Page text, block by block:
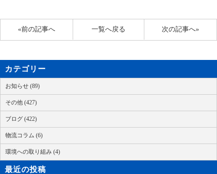
«前の記事へ 次の記事へ»
一覧へ戻る
カテゴリー
お知らせ (89)
その他 (427)
ブログ (422)
物流コラム (6)
環境への取り組み (4)
最近の投稿